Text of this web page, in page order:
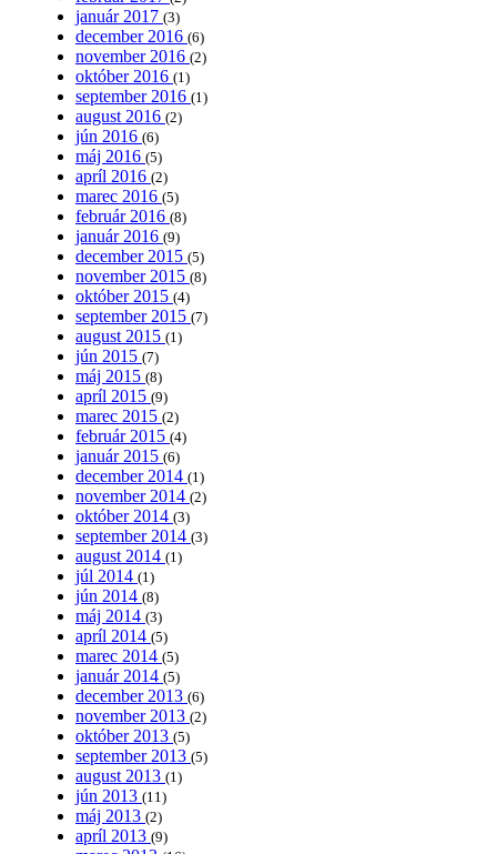
január 2017 (3)
december 2016 (6)
november 2016 (2)
október 2016 (1)
september 2016 (1)
august 2016 (2)
jún 2016 (6)
máj 2016 (5)
apríl 2016 (2)
marec 2016 (5)
február 2016 (8)
január 2016 (9)
december 2015 (5)
november 2015 (8)
október 2015 (4)
september 2015 (7)
august 2015 (1)
jún 2015 (7)
máj 2015 (8)
apríl 2015 (9)
marec 2015 (2)
február 2015 (4)
január 2015 (6)
december 2014 (1)
november 2014 (2)
október 2014 (3)
september 2014 (3)
august 2014 (1)
júl 2014 (1)
jún 2014 (8)
máj 2014 (3)
apríl 2014 (5)
marec 2014 (5)
január 2014 (5)
december 2013 (6)
november 2013 (2)
október 2013 (5)
september 2013 (5)
august 2013 (1)
jún 2013 (11)
máj 2013 (2)
apríl 2013 (9)